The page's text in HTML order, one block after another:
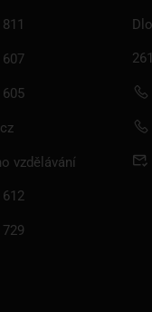
vzdělávání
O